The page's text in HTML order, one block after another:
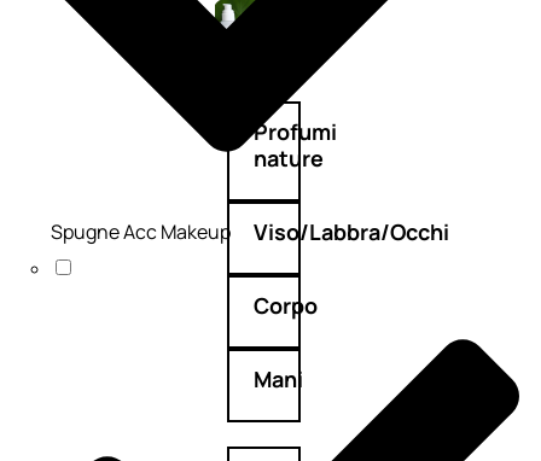
Profumi
nature
Viso/Labbra/Occhi
Corpo
Mani
Spugne Acc Makeup